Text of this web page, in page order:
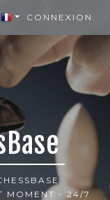
CONNEXION
MOMENT - 24/7